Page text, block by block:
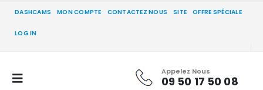
DASHCAMS MON COMPTE CONTACTEZ NOUS SITE OFFRE SPÉCIALE
LOG IN
Appelez Nous
09 50 17 50 08